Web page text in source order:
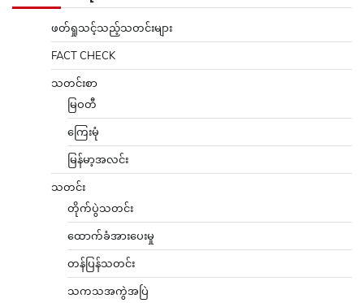
ဖတ်ရှုသင့်သည့်သတင်းများ
FACT CHECK
သတင်းစာ
မြဝတီ
ကြေးမုံ
မြန်မာ့အလင်း
သတင်း
တိုက်ပွဲသတင်း
ထောက်ခံအားပေးမှု
တန်ပြန်သတင်း
သကသအကွဲအပြဲ